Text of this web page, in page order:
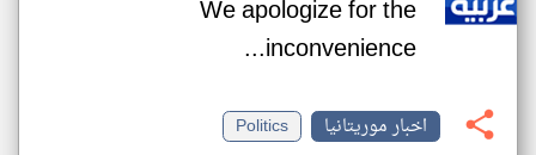
We apologize for the
inconvenience...
اخبار موريتانيا
Politics